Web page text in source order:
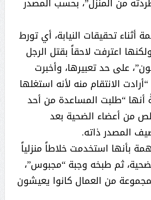
أثناء تحقيقات النيابة، أي تورط
اعترفت لاحقاً بقتل الرجل
على حد تعبيرها، وأخبرت
الانتقام منه لأنه استغلها
أنها “طلبت المساعدة من أحد
من أعضاء الضحية بعد
المصدر ذاته.
بأنها استخدمت خلاطاً منزلياً
ثم طبخه وجبة “مجبوس”،
من العمال كانوا يعيشون